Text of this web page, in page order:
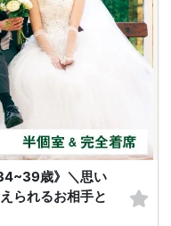
歳》＼思い
られるお相手と